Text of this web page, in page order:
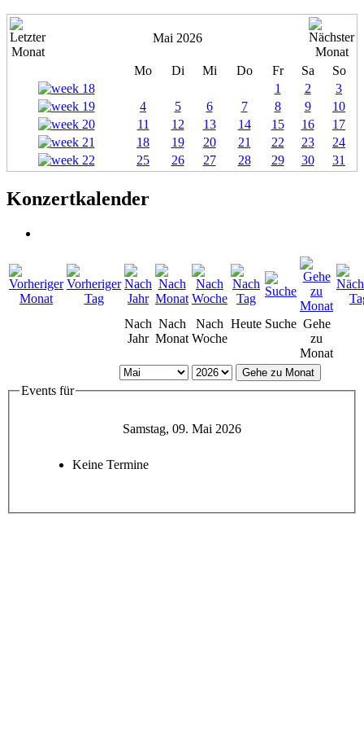
Mai 2026
Mo Di Mi Do Fr Sa
So
1
2
3
4
5 6 7 8 9
10
11
12 13 14 15 16
17
18
19 20 21 22 23
24
25
26 27 28 29 30 31
Konzertkalender
Nach
Jahr
Nach
Monat
Nach
Woche
Heute Suche Gehe
zu
Monat
Gehe zu Monat
Events für
Samstag, 09. Mai 2026
Keine Termine